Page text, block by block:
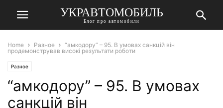
УКРАВТОМОБИЛЬ
Блог про автомобили
Home Разное
“амкодору” – 95. В умовах санкцій він
продемонстрував високі результати роботи
Разное
“амкодору” – 95. В умовах
санкцій він